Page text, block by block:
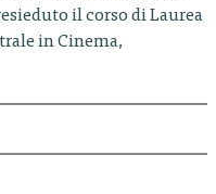
il corso di Laurea
in Cinema,